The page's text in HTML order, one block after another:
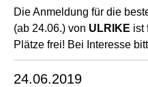
Die Anmeldung für die
(ab 24.06.) von ULRIKE ist
Plätze frei! Bei Interesse
24.06.2019